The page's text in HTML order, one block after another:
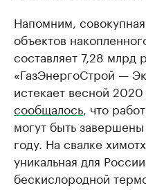
Напомним,
объектов
составляет 7,28 млрд
«ГазЭнергоСтрой —
истекает весной
сообщалось , что
могут быть
году. На свалке
уникальная для
бескислородной